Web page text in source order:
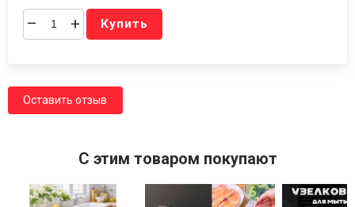
– + Купить
Оставить отзыв
C этим товаром покупают